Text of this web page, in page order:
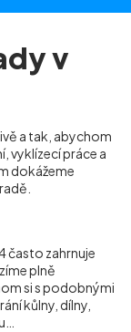
v
a tak, abychom
vyklízecí práce a
dokážeme
často zahrnuje
plně
si s podobnými
kůlny, dílny,